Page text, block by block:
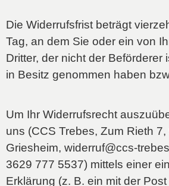
Die Widerrufsfrist beträgt
Tag, an dem Sie oder ein von
Dritter, der nicht der Beförderer
in Besitz genommen haben
Um Ihr Widerrufsrecht
uns (CCS Trebes, Zum Rieth
Griesheim, widerruf@ccs-
3629 777 5537) mittels einer
Erklärung (z. B. ein mit der